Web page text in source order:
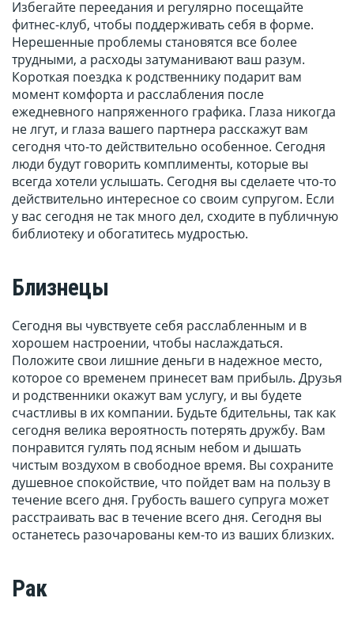
Избегайте переедания и регулярно посещайте
фитнес-клуб, чтобы поддерживать себя в форме.
Нерешенные проблемы становятся все более
трудными, а расходы затуманивают ваш разум.
Короткая поездка к родственнику подарит вам
момент комфорта и расслабления после
ежедневного напряженного графика. Глаза никогда
не лгут, и глаза вашего партнера расскажут вам
сегодня что-то действительно особенное. Сегодня
люди будут говорить комплименты, которые вы
всегда хотели услышать. Сегодня вы сделаете что-то
действительно интересное со своим супругом. Если
у вас сегодня не так много дел, сходите в публичную
библиотеку и обогатитесь мудростью.
Близнецы
Сегодня вы чувствуете себя расслабленным и в
хорошем настроении, чтобы наслаждаться.
Положите свои лишние деньги в надежное место,
которое со временем принесет вам прибыль. Друзья
и родственники окажут вам услугу, и вы будете
счастливы в их компании. Будьте бдительны, так как
сегодня велика вероятность потерять дружбу. Вам
понравится гулять под ясным небом и дышать
чистым воздухом в свободное время. Вы сохраните
душевное спокойствие, что пойдет вам на пользу в
течение всего дня. Грубость вашего супруга может
расстраивать вас в течение всего дня. Сегодня вы
останетесь разочарованы кем-то из ваших близких.
Рак